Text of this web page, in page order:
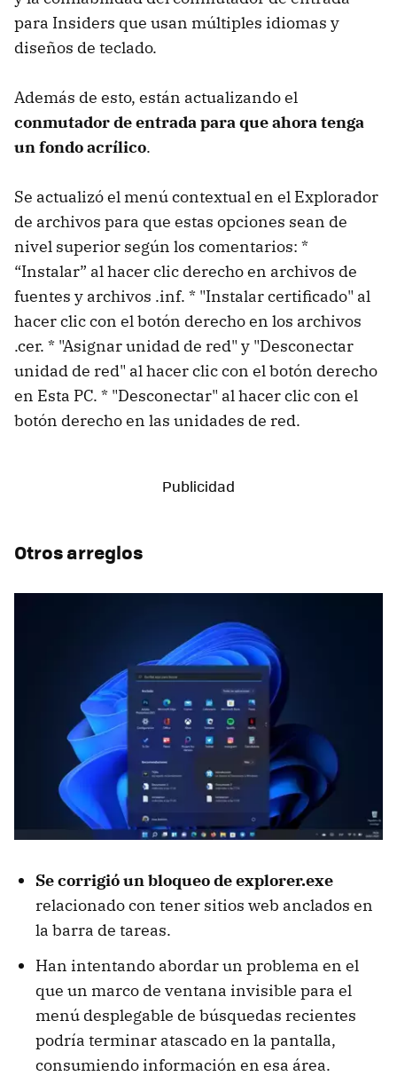
para Insiders que usan múltiples idiomas y
diseños de teclado.
Además de esto, están actualizando el
conmutador de entrada para que ahora tenga
un fondo acrílico.
Se actualizó el menú contextual en el Explorador
de archivos para que estas opciones sean de
nivel superior según los comentarios: *
“Instalar” al hacer clic derecho en archivos de
fuentes y archivos .inf. * "Instalar certificado" al
hacer clic con el botón derecho en los archivos
.cer. * "Asignar unidad de red" y "Desconectar
unidad de red" al hacer clic con el botón derecho
en Esta PC. * "Desconectar" al hacer clic con el
botón derecho en las unidades de red.
Otros arreglos
Se corrigió un bloqueo de explorer.exe
relacionado con tener sitios web anclados en
la barra de tareas.
Han intentando abordar un problema en el
que un marco de ventana invisible para el
menú desplegable de búsquedas recientes
podría terminar atascado en la pantalla,
consumiendo información en esa área.